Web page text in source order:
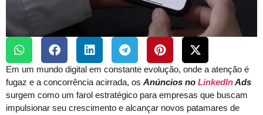
Em um mundo digital em constante evolução, onde a atenção é
fugaz e a concorrência acirrada, os Anúncios no LinkedInAds
surgem como um farol estratégico para empresas que buscam
impulsionar seu crescimento e alcançar novos patamares de